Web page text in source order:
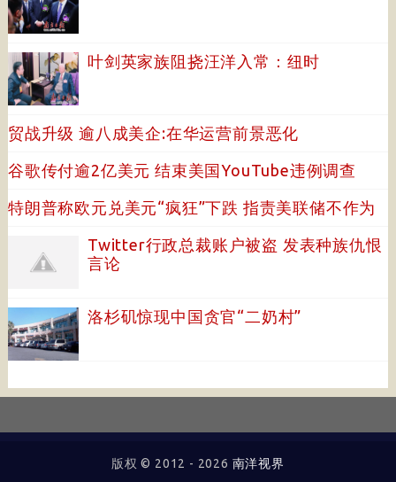
叶剑英家族阻挠汪洋入常：纽时
贸战升级 逾八成美企:在华运营前景恶化
谷歌传付逾2亿美元 结束美国YouTube违例调查
特朗普称欧元兑美元“疯狂”下跌 指责美联储不作为
Twitter行政总裁账户被盗 发表种族仇恨
言论
洛杉矶惊现中国贪官“二奶村”
版权 © 2012 - 2026 南洋视界